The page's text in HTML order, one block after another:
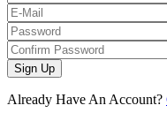
Sign Up
Already Have An Account?